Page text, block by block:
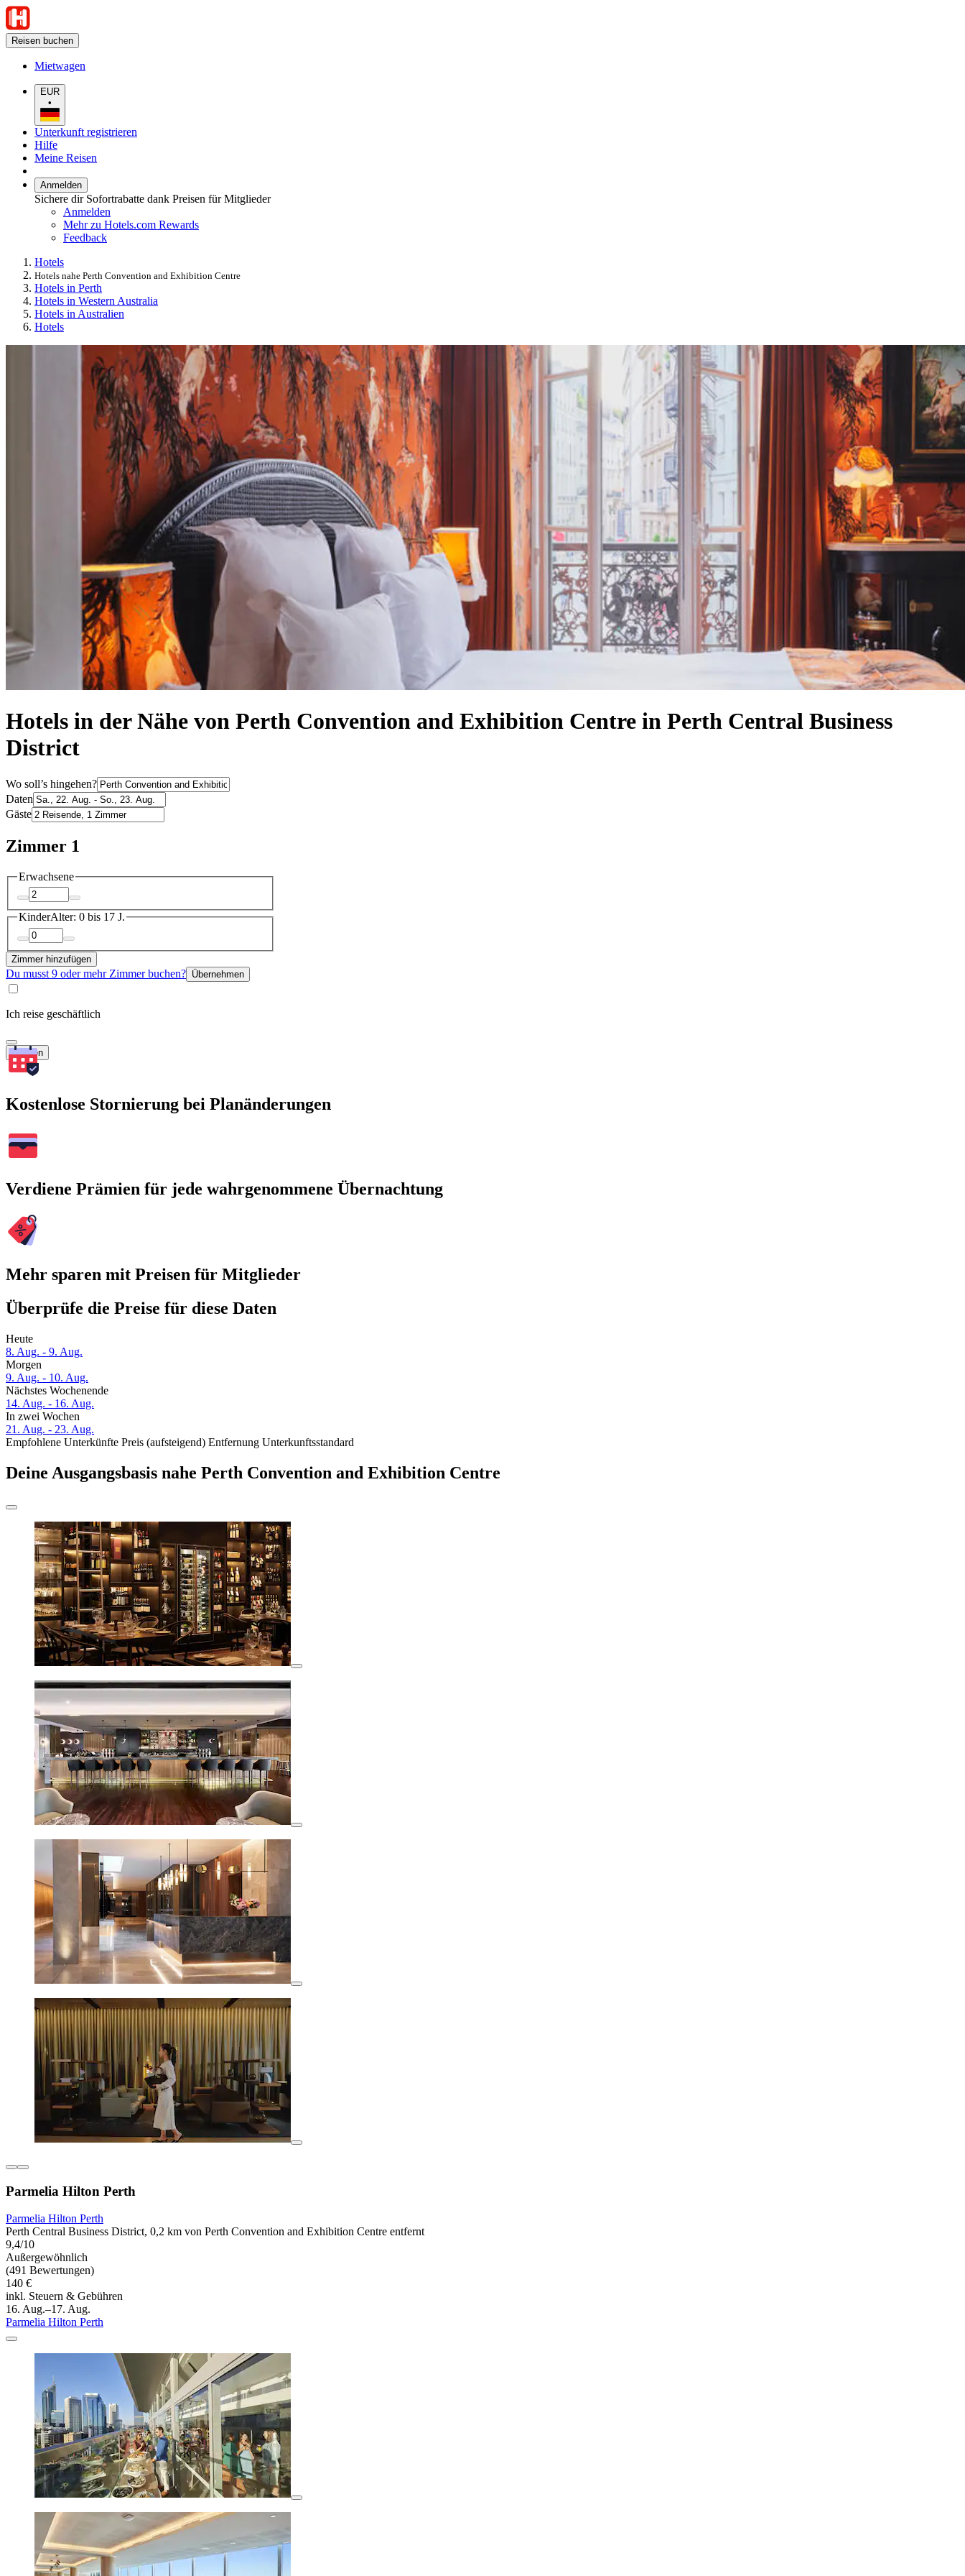
Reisen buchen
Mietwagen
EUR
•
Unterkunft registrieren
Hilfe
Meine Reisen
Anmelden
Sichere dir Sofortrabatte dank Preisen für Mitglieder
Anmelden
Mehr zu Hotels.com Rewards
Feedback
Hotels
Hotels nahe Perth Convention and Exhibition Centre
Hotels in Perth
Hotels in Western Australia
Hotels in Australien
Hotels
Hotels in der Nähe von Perth Convention and Exhibition Centre in Perth Central Business
District
Wo soll’s hingehen?
Daten
Gäste
Zimmer 1
Erwachsene
KinderAlter: 0 bis 17 J.
Zimmer hinzufügen
Du musst 9 oder mehr Zimmer buchen? Übernehmen
Ich reise geschäftlich
Suchen
Kostenlose Stornierung bei Planänderungen
Verdiene Prämien für jede wahrgenommene Übernachtung
Mehr sparen mit Preisen für Mitglieder
Überprüfe die Preise für diese Daten
Heute
8. Aug. - 9. Aug.
Morgen
9. Aug. - 10. Aug.
Nächstes Wochenende
14. Aug. - 16. Aug.
In zwei Wochen
21. Aug. - 23. Aug.
Empfohlene Unterkünfte Preis (aufsteigend) Entfernung Unterkunftsstandard
Deine Ausgangsbasis nahe Perth Convention and Exhibition Centre
Parmelia Hilton Perth
Parmelia Hilton Perth
Perth Central Business District, 0,2 km von Perth Convention and Exhibition Centre entfernt
9,4/10
Außergewöhnlich
(491 Bewertungen)
140 €
inkl. Steuern & Gebühren
16. Aug.–17. Aug.
Parmelia Hilton Perth